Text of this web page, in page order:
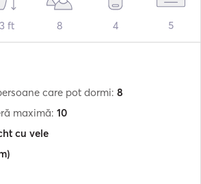
ft 8 4 5
care pot dormi: 8
maximă: 10
cu vele